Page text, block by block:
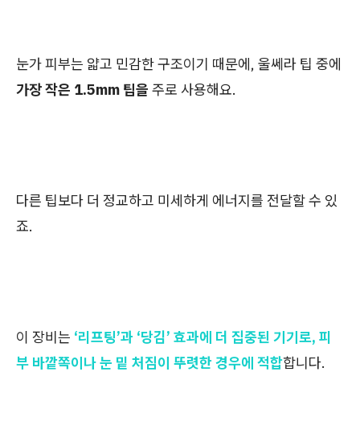
눈가 피부는 얇고 민감한 구조이기 때문에, 울쎄라 팁 중에
가장 작은 1.5mm 팁을 주로 사용해요.
다른 팁보다 더 정교하고 미세하게 에너지를 전달할 수 있
죠.
이 장비는 ‘리프팅’과 ‘당김’ 효과에 더 집중된 기기로, 피
부 바깥쪽이나 눈 밑 처짐이 뚜렷한 경우에 적합합니다.